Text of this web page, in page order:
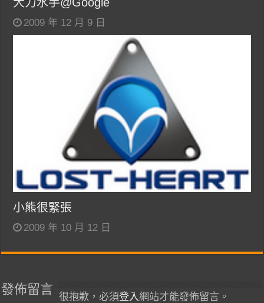
2009 年 12 月 9 日
小熊很緊張
2009 年 10 月 12 日
發佈留言
很抱歉，必須登入網站才能發佈留言。